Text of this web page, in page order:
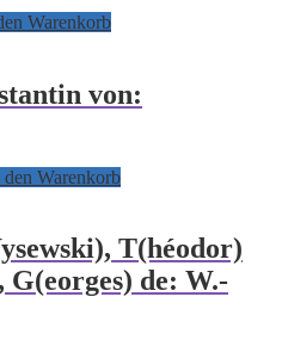
Warenkorb
von:
den Warenkorb
T(héodor)
de: W.-